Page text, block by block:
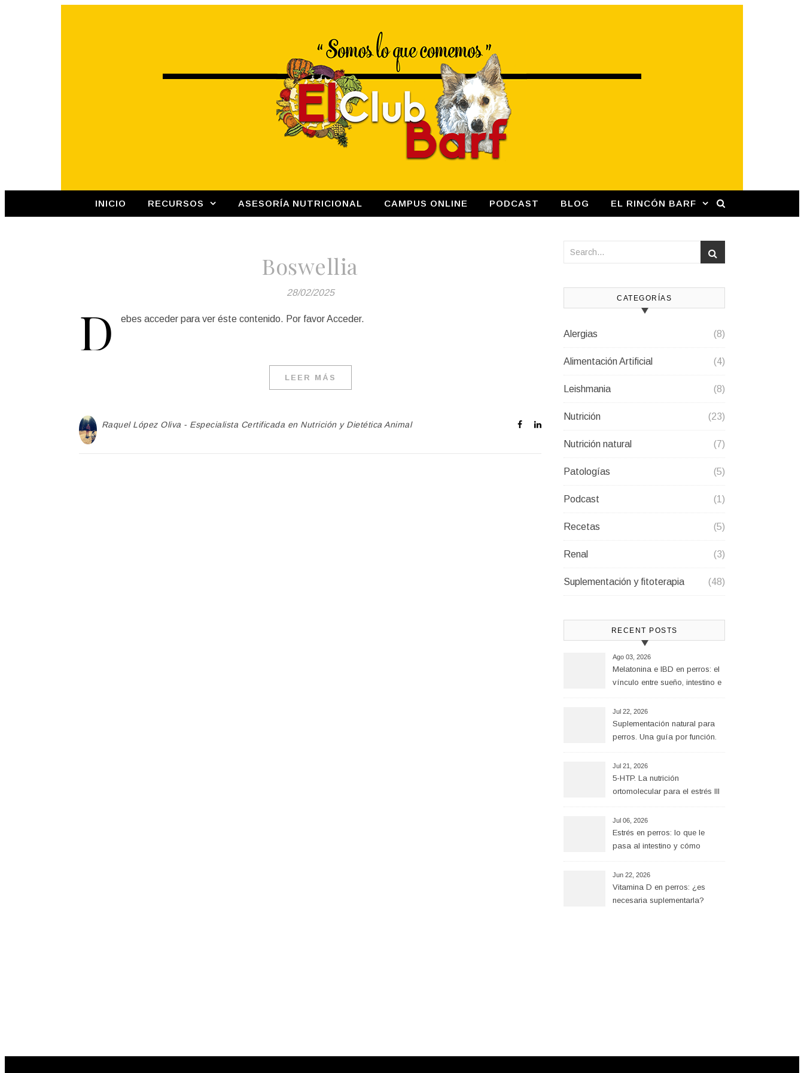
INICIO RECURSOS ASESORÍA NUTRICIONAL CAMPUS ONLINE PODCAST BLOG EL RINCÓN BARF
Boswellia
28/02/2025
D ebes acceder para ver éste contenido. Por favor Acceder.
LEER MÁS
Raquel López Oliva - Especialista Certificada en Nutrición y Dietética Animal
CATEGORÍAS
Alergias (8)
Alimentación Artificial (4)
Leishmania (8)
Nutrición (23)
Nutrición natural (7)
Patologías (5)
Podcast (1)
Recetas (5)
Renal (3)
Suplementación y fitoterapia (48)
RECENT POSTS
Ago 03, 2026
Melatonina e IBD en perros: el
vínculo entre sueño, intestino e
Jul 22, 2026
Suplementación natural para
perros. Una guía por función.
Jul 21, 2026
5-HTP. La nutrición
ortomolecular para el estrés III
Jul 06, 2026
Estrés en perros: lo que le
pasa al intestino y cómo
Jun 22, 2026
Vitamina D en perros: ¿es
necesaria suplementarla?